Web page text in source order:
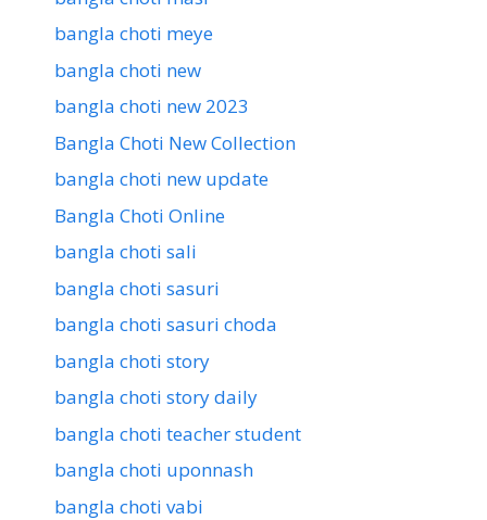
bangla choti meye
bangla choti new
bangla choti new 2023
Bangla Choti New Collection
bangla choti new update
Bangla Choti Online
bangla choti sali
bangla choti sasuri
bangla choti sasuri choda
bangla choti story
bangla choti story daily
bangla choti teacher student
bangla choti uponnash
bangla choti vabi